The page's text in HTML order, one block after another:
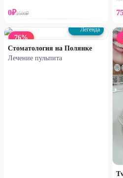
0₽2500₽
76%
Легенда
Стоматология на Полянке
Лечение пульпита